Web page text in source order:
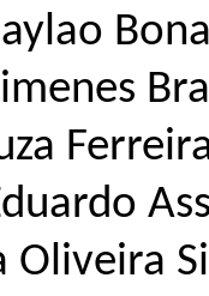
Oliveira